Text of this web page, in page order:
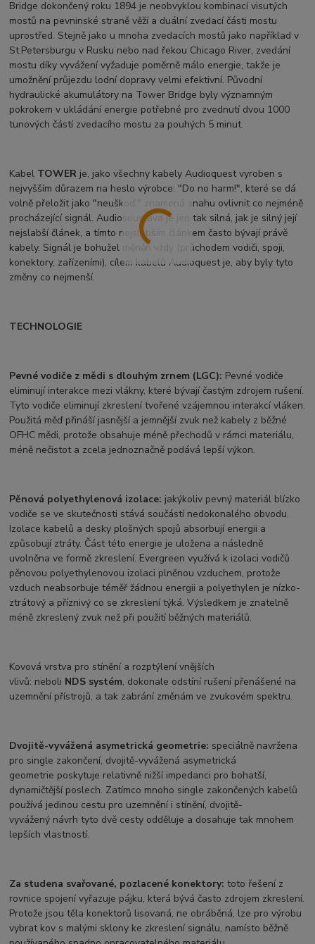
Bridge dokončený roku 1894 je neobvyklou kombinací visutých
mostů na pevninské straně věží a duální zvedací části mostu
uprostřed. Stejně jako u mnoha zvedacích mostů jako například v
St.Petersburgu v Rusku nebo nad řekou Chicago River, zvedání
mostu díky vyvážení vyžaduje poměrně málo energie, takže je
umožnění průjezdu lodní dopravy velmi efektivní. Původní
hydraulické akumulátory na Tower Bridge byly významným
pokrokem v ukládání energie potřebné pro zvednutí dvou 1000
tunových částí zvedacího mostu za pouhých 5 minut.
Kabel TOWER je, jako všechny kabely Audioquest vyroben s
nejvyšším důrazem na heslo výrobce: "Do no harm!", které se dá
volně přeložit jako "neuškoď;" znamená snahu ovlivnit co nejméně
procházející signál. Audiosoustava je jen tak silná, jak je silný její
nejslabší článek, a tímto nejslabším článkem často bývají právě
kabely. Signál je bohužel měněn vždy (průchodem vodiči, spoji,
konektory, zařízeními), cílem kabelů Audioquest je, aby byly tyto
změny co nejmenší.
TECHNOLOGIE
Pevné vodiče z mědi s dlouhým zrnem (LGC): Pevné vodiče
eliminují interakce mezi vlákny, které bývají častým zdrojem rušení.
Tyto vodiče eliminují zkreslení tvořené vzájemnou interakcí vláken.
Použitá měď přináší jasnější a jemnější zvuk než kabely z běžné
OFHC mědi, protože obsahuje méně přechodů v rámci materiálu,
méně nečistot a zcela jednoznačně podává lepší výkon.
Pěnová polyethylenová izolace: jakýkoliv pevný materiál blízko
vodiče se ve skutečnosti stává součástí nedokonalého obvodu.
Izolace kabelů a desky plošných spojů absorbují energii a
způsobují ztráty. Část této energie je uložena a následně
uvolněna ve formě zkreslení. Evergreen využívá k izolaci vodičů
pěnovou polyethylenovou izolaci plněnou vzduchem, protože
vzduch neabsorbuje téměř žádnou energii a polyethylen je nízko-
ztrátový a příznivý co se zkreslení týká. Výsledkem je znatelně
méně zkreslený zvuk než při použití běžných materiálů.
Kovová vrstva pro stínění a rozptýlení vnějších
vlivů: neboli NDS systém, dokonale odstíní rušení přenášené na
uzemnění přístrojů, a tak zabrání změnám ve zvukovém spektru.
Dvojitě-vyvážená asymetrická geometrie: speciálně navržena
pro single zakončení, dvojitě-vyvážená asymetrická
geometrie poskytuje relativně nižší impedanci pro bohatší,
dynamičtější poslech. Zatímco mnoho single zakončených kabelů
používá jedinou cestu pro uzemnění i stínění, dvojitě-
vyvážený návrh tyto dvě cesty odděluje a dosahuje tak mnohem
lepších vlastností.
Za studena svařované, pozlacené konektory: toto řešení z
rovnice spojení vyřazuje pájku, která bývá často zdrojem zkreslení.
Protože jsou těla konektorů lisovaná, ne obráběná, lze pro výrobu
vybrat kov s malými sklony ke zkreslení signálu, namísto běžně